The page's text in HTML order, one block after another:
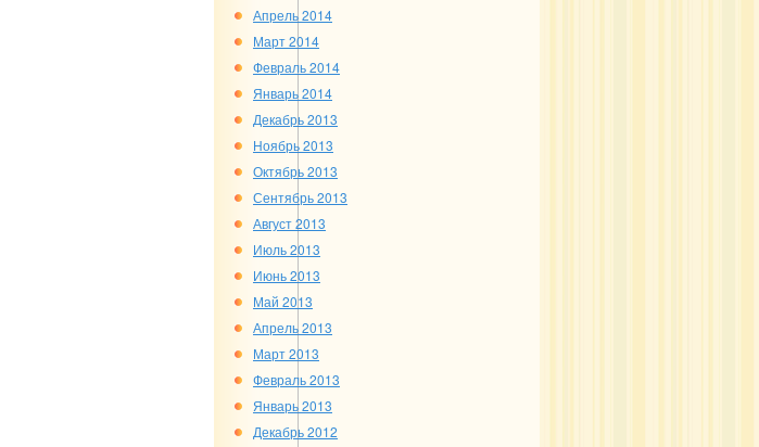
Апрель 2014
Март 2014
Февраль 2014
Январь 2014
Декабрь 2013
Ноябрь 2013
Октябрь 2013
Сентябрь 2013
Август 2013
Июль 2013
Июнь 2013
Май 2013
Апрель 2013
Март 2013
Февраль 2013
Январь 2013
Декабрь 2012